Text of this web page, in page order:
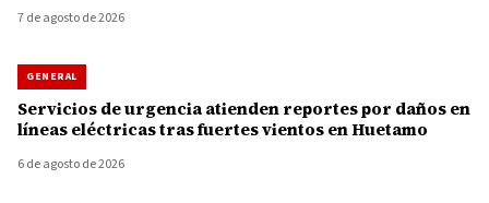
7 de agosto de 2026
GENERAL
Servicios de urgencia atienden reportes por daños en
líneas eléctricas tras fuertes vientos en Huetamo
6 de agosto de 2026